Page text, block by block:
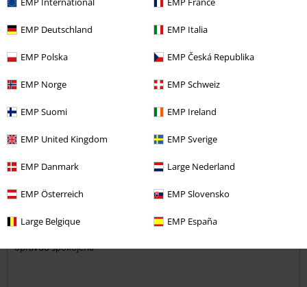
EMP Deutschland EMP Italia
EMP Polska EMP Česká Republika
EMP Norge EMP Schweiz
EMP Suomi EMP Ireland
EMP United Kingdom EMP Sverige
EMP Danmark Large Nederland
EMP Österreich EMP Slovensko
Large Belgique EMP España
Pomohlo Vám toto hodnocení?
2 Hodnocení
Publikováno: Neděle, 06.03.2022
Zakoupena velikost: 5xl
Super
opravdu spokojená